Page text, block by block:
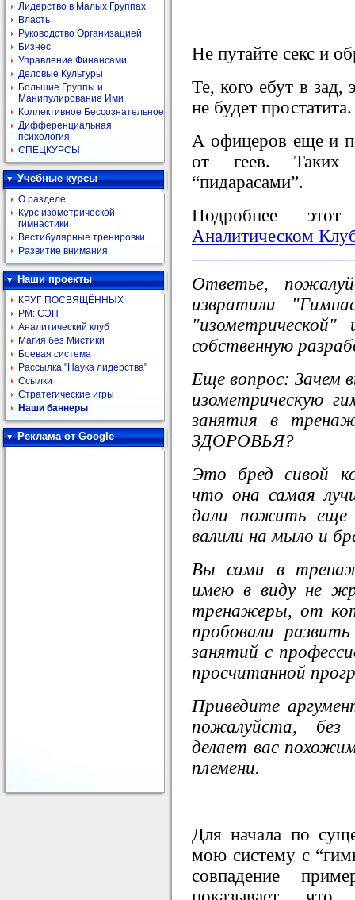
Лидерство в Малых Группах
Власть
Руководство Организацией
Бизнес
Управление Финансами
Деловые Культуры
Большие Группы и
Манипулирование Ими
Коллективное Бессознательное
Дифференциальная
психология
СПЕЦКУРСЫ
Учебные курсы
О разделе
Курс изометрической
гимнастики
Вестибулярные тренировки
Развитие внимания
Наши проекты
КРУГ ПОСВЯЩЁННЫХ
РМ: СЭН
Аналитический клуб
Магия без Мистики
Боевая система
Рассылка "Наука лидерства"
Ссылки
Стратегические игры
Наши баннеры
Реклама от Google
Не путайте секс и
Те, кого ебут в зад,
не будет простатита.
А офицеров еще и
от геев. Таких
“пидарасами”.
Подробнее
Аналитическом
Ответье,
извратили
собственную
Еще вопрос: Зачем
изометрическую
занятия в
ЗДОРОВЬЯ?
Это бред сивой
что она самая
дали пожить еще
валили на мыло и
Вы сами в
имею в виду не
тренажеры, от
пробовали
занятий с
просчитанной
Приведите
пожалуйста, без
делает вас
племени.
Для начала по
мою систему с
совпадение